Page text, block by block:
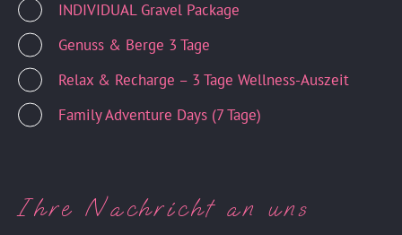
INDIVIDUAL Gravel Package
Genuss & Berge 3 Tage
Relax & Recharge – 3 Tage Wellness-Auszeit
Family Adventure Days (7 Tage)
Ihre Nachricht an uns